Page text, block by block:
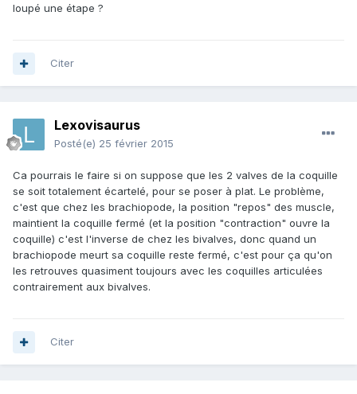
loupé une étape ?
Citer
Lexovisaurus
Posté(e) 25 février 2015
Ca pourrais le faire si on suppose que les 2 valves de la coquille
se soit totalement écartelé, pour se poser à plat. Le problème,
c'est que chez les brachiopode, la position "repos" des muscle,
maintient la coquille fermé (et la position "contraction" ouvre la
coquille) c'est l'inverse de chez les bivalves, donc quand un
brachiopode meurt sa coquille reste fermé, c'est pour ça qu'on
les retrouves quasiment toujours avec les coquilles articulées
contrairement aux bivalves.
Citer